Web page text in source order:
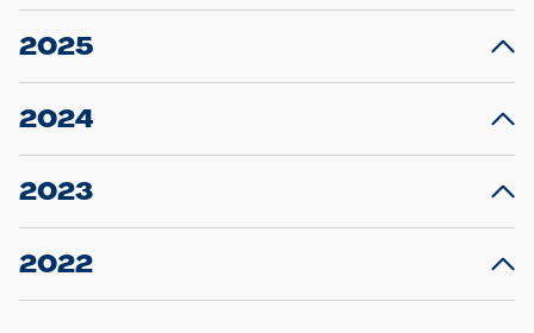
2025
23.12.2025
Projekt S5: Start der Bauarbeiten am
2024
10.12.2024
Großprojekt S5: Sperrung der Bahnstraße in
2023
20.12.2023
Schleswig-Holstein verlängert den
2022
22.12.2022